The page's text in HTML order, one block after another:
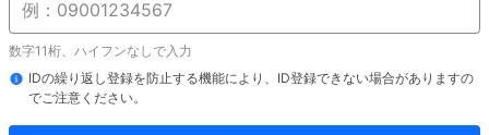
数字11桁、ハイフンなしで入力
IDの繰り返し登録を防止する機能により、ID登録できない場合がありますの
でご注意ください。